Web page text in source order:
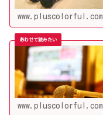
www.pluscolorful.com
www.pluscolorful.com